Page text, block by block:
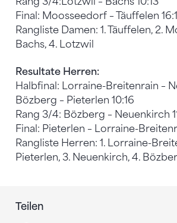
Final: Moosseedorf – Täuffelen
Rangliste Damen: 1. Täuffelen, 2.
Bachs, 4. Lotzwil
Resultate Herren:
Halbfinal: Lorraine-Breitenrain –
Bözberg – Pieterlen 10:16
Rang 3/4: Bözberg – Neuenkirch
Final: Pieterlen – Lorraine-
Rangliste Herren: 1. Lorraine-
Pieterlen, 3. Neuenkirch, 4.
Teilen